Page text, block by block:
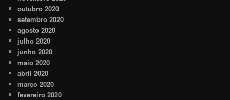
outubro 2020
setembro 2020
agosto 2020
julho 2020
junho 2020
maio 2020
abril 2020
março 2020
fevereiro 2020